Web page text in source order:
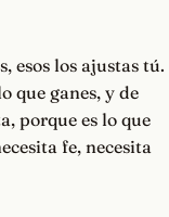
esos los ajustas tú.
que ganes, y de
porque es lo que
fe, necesita